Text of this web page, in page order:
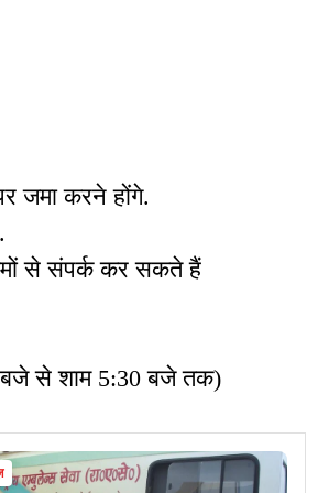
जमा करने होंगे.
से संपर्क कर सकते हैं
से शाम 5:30 बजे तक)